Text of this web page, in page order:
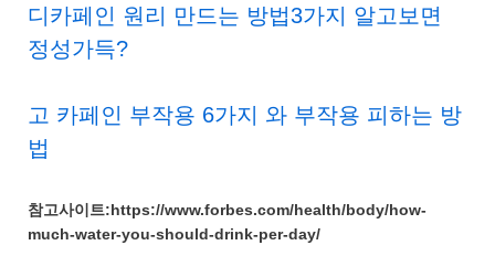
디카페인 원리 만드는 방법3가지 알고보면
정성가득?
고 카페인 부작용 6가지 와 부작용 피하는 방
법
참고사이트:https://www.forbes.com/health/body/how-
much-water-you-should-drink-per-day/